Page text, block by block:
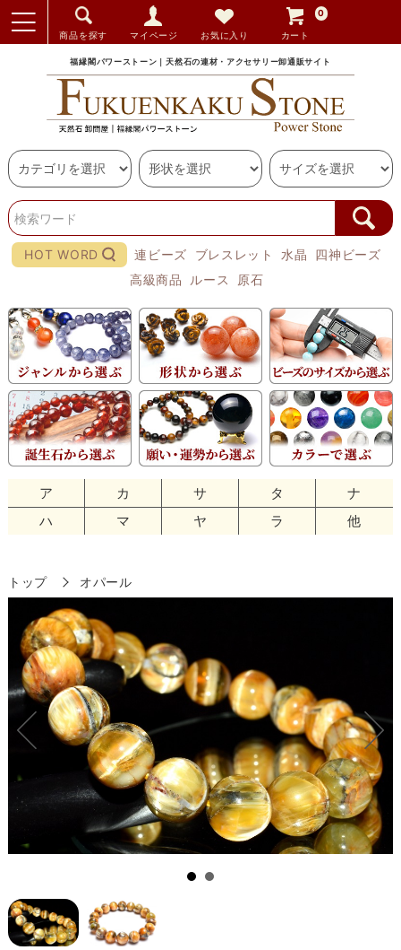
商品を探す マイページ お気に入り カート
0
福縁閣パワーストーン｜天然石の連材・アクセサリー卸通販サイト
HOT WORD 連ビーズ ブレスレット 水晶
四神ビーズ
高級商品
ルース 原石
ア カ サ タ
ナ
ハ
マ ヤ ラ 他
トップ オパール